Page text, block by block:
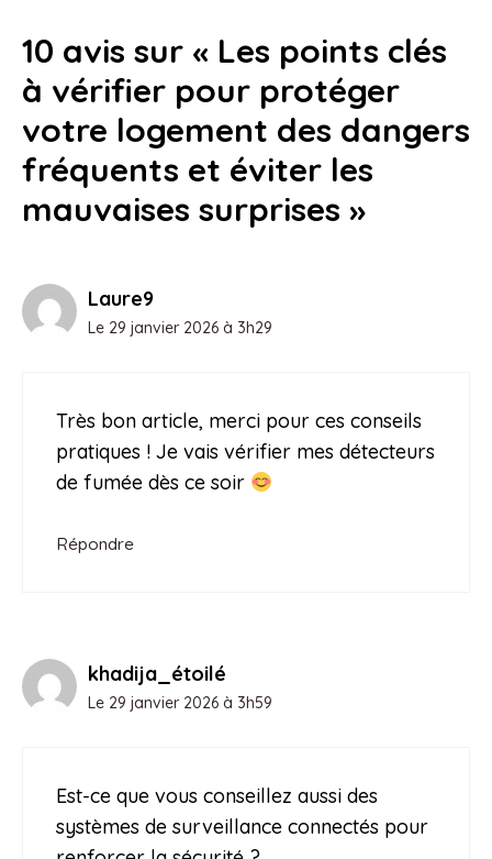
21 juin 2026
10 avis sur « Les points clés
à vérifier pour protéger
votre logement des dangers
fréquents et éviter les
mauvaises surprises »
Laure9
Le 29 janvier 2026 à 3h29
Très bon article, merci pour ces conseils
pratiques ! Je vais vérifier mes détecteurs
de fumée dès ce soir
Répondre
khadija_étoilé
Le 29 janvier 2026 à 3h59
Est-ce que vous conseillez aussi des
systèmes de surveillance connectés pour